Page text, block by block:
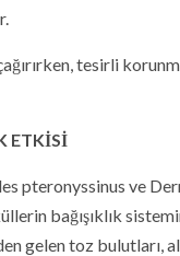
tesirli
ETKİSİ
pteronyssinus ve
bağışıklık
gelen toz